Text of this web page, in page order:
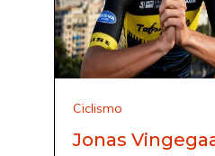
Ciclismo
Jonas